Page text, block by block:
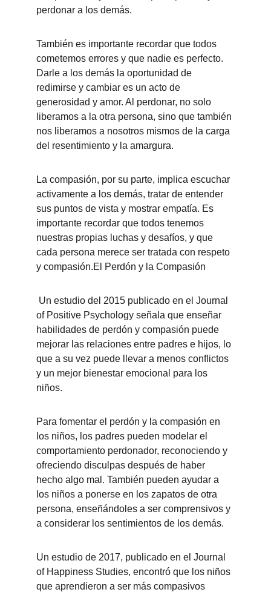
perdonar a los demás.
También es importante recordar que todos
cometemos errores y que nadie es perfecto.
Darle a los demás la oportunidad de
redimirse y cambiar es un acto de
generosidad y amor. Al perdonar, no solo
liberamos a la otra persona, sino que también
nos liberamos a nosotros mismos de la carga
del resentimiento y la amargura.
La compasión, por su parte, implica escuchar
activamente a los demás, tratar de entender
sus puntos de vista y mostrar empatía. Es
importante recordar que todos tenemos
nuestras propias luchas y desafíos, y que
cada persona merece ser tratada con respeto
y compasión.El Perdón y la Compasión
of Positive Psychology señala que enseñar
habilidades de perdón y compasión puede
mejorar las relaciones entre padres e hijos, lo
que a su vez puede llevar a menos conflictos
y un mejor bienestar emocional para los
niños.
Para fomentar el perdón y la compasión en
los niños, los padres pueden modelar el
comportamiento perdonador, reconociendo y
ofreciendo disculpas después de haber
hecho algo mal. También pueden ayudar a
los niños a ponerse en los zapatos de otra
persona, enseñándoles a ser comprensivos y
a considerar los sentimientos de los demás.
Un estudio de 2017, publicado en el Journal
of Happiness Studies, encontró que los niños
que aprendieron a ser más compasivos